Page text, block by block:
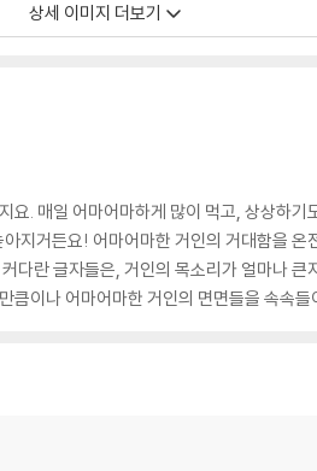
상세 이미지 더보기
. 매일 어마어마하게 많이 먹고, 상상하
지거든요! 어마어마한 거인의 거대함을
다란 글자들은, 거인의 목소리가 얼마나
큼이나 어마어마한 거인의 면면들을 속속